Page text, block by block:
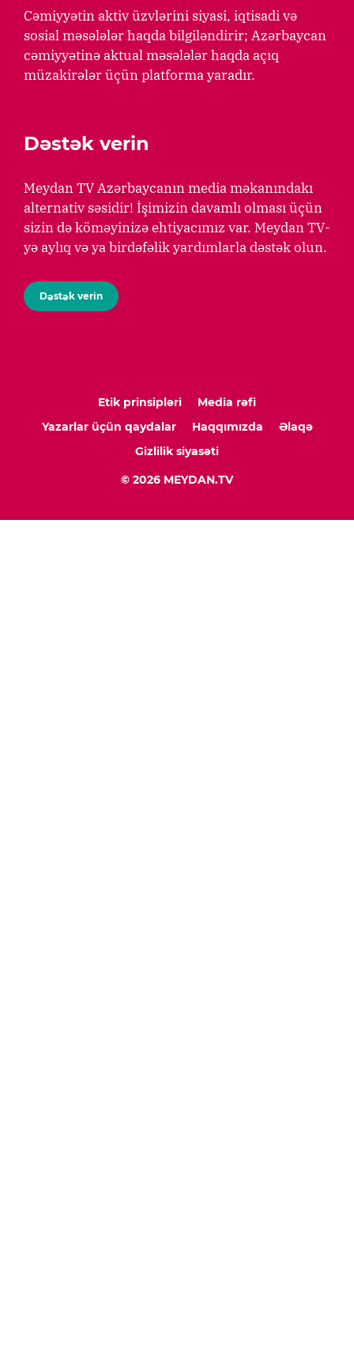
Cəmiyyətin aktiv üzvlərini siyasi, iqtisadi və
sosial məsələlər haqda bilgiləndirir; Azərbaycan
cəmiyyətinə aktual məsələlər haqda açıq
müzakirələr üçün platforma yaradır.
Dəstək verin
Meydan TV Azərbaycanın media məkanındakı
alternativ səsidir! İşimizin davamlı olması üçün
sizin də köməyinizə ehtiyacımız var. Meydan TV-
yə aylıq və ya birdəfəlik yardımlarla dəstək olun.
Dəstək verin
Etik prinsipləri
Media rəfi
Yazarlar üçün qaydalar
Haqqımızda
Əlaqə
Gizlilik siyasəti
© 2026 MEYDAN.TV